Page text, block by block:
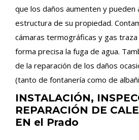
que los daños aumenten y pueden
estructura de su propiedad.
cámaras termográficas y gas traza
forma precisa la fuga de agua.
de la reparación de los daños
(tanto de fontanería como de
INSTALACIÓN,
REPARACIÓN DE
EN el Prado